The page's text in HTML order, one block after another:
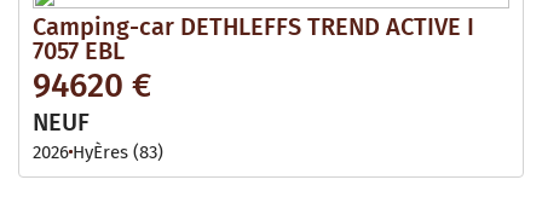
Camping-car DETHLEFFS TREND ACTIVE I
7057 EBL
94620 €
NEUF
2026 HyÈres (83)